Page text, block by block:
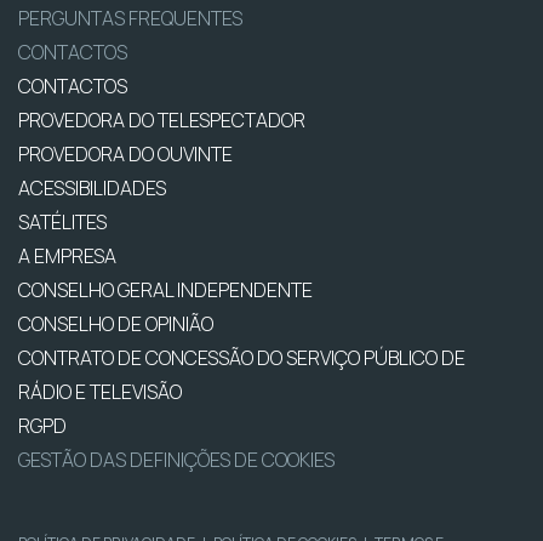
PERGUNTAS FREQUENTES
CONTACTOS
CONTACTOS
PROVEDORA DO TELESPECTADOR
PROVEDORA DO OUVINTE
ACESSIBILIDADES
SATÉLITES
A EMPRESA
CONSELHO GERAL INDEPENDENTE
CONSELHO DE OPINIÃO
CONTRATO DE CONCESSÃO DO SERVIÇO PÚBLICO DE
RÁDIO E TELEVISÃO
RGPD
GESTÃO DAS DEFINIÇÕES DE COOKIES